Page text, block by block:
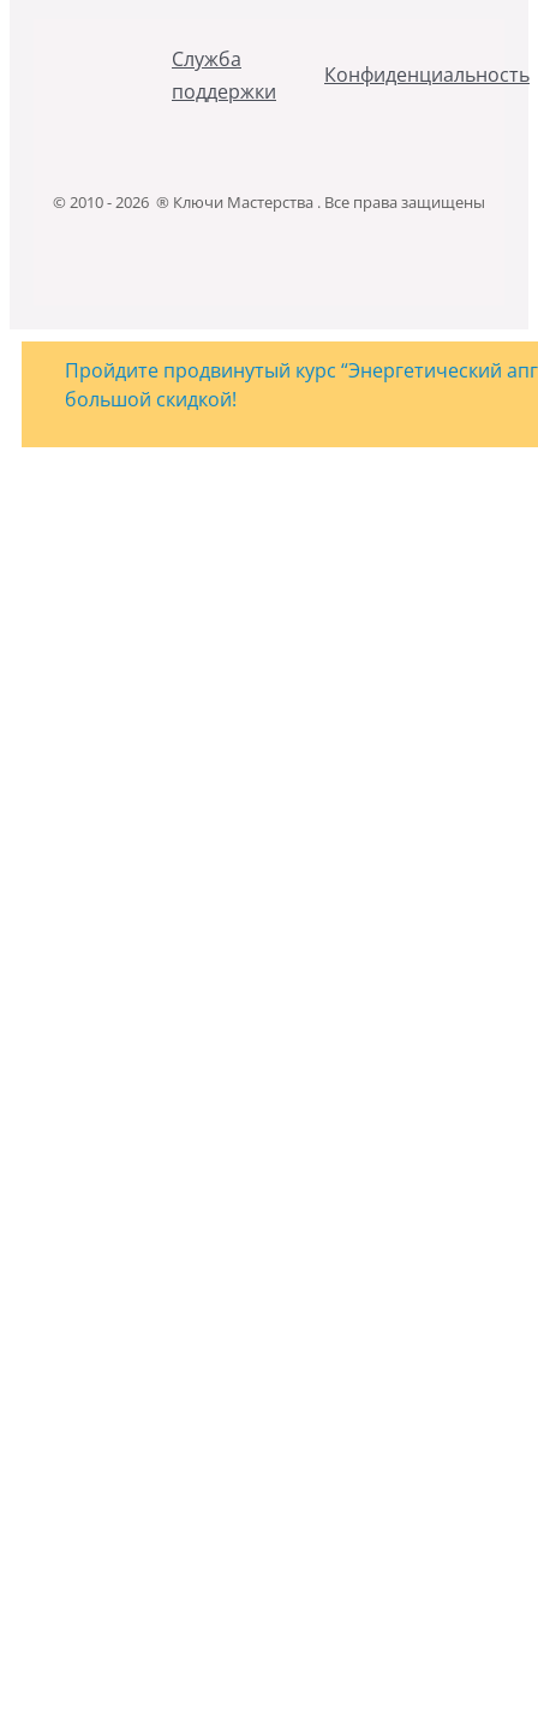
Служба
поддержки
Конфиденциальность
© 2010 - 2026 ® Ключи Мастерства . Все права защищены
Пройдите продвинутый курс “Энергетический
большой скидкой!